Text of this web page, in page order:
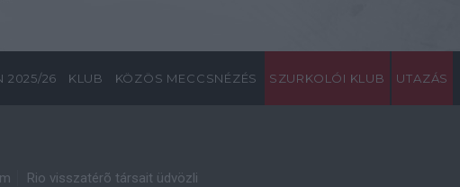
2025/26 KLUB KÖZÖS MECCSNÉZÉS SZURKOLÓI KLUB UTAZÁS
Rio visszatérõ társait üdvözli